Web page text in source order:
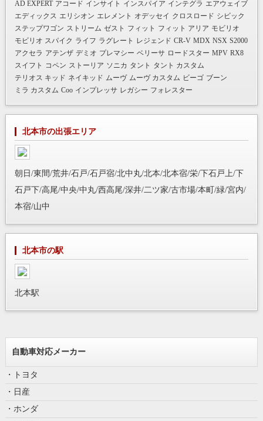
AD EXPERT アコード インサイト インスパイア インテグラ エアウェイブ
エディックス エリシオン エレメント オデッセイ クロスロード シビック
ステップワゴン ストリーム ゼスト フィット フィット アリア モビリオ
モビリオ スパイク ライフ ラグレート レジェンド CR-V MDX NSX S2000
アクセラ アテンザ デミオ プレマシー ベリーサ ロードスター MPV RX8
スイフト
コペン ストーリア ソニカ タント タント カスタム
テリオス キッド ネイキッド ムーヴ ムーヴ カスタム ビーゴ ブーン
ミラ カスタム Coo インプレッサ レガシー フォレスター
北本市の出張エリア
朝日/東間/荒井/石戸/石戸宿/北中丸/北本/北本宿/栄/下石戸上/下
石戸下/高尾/中央/中丸/西高尾/深井/二ツ家/古市場/本町/緑/宮内/
本宿/山中
北本市の駅
北本駅
自動車対応メーカー
・トヨタ
・日産
・ホンダ